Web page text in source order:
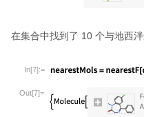
在集合中找到了 10 个与地西
In[7]:=
Out[7]=